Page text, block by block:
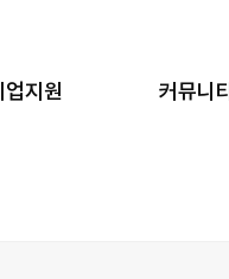
업지원 커뮤니티